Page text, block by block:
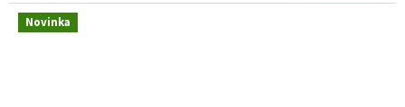
Novinka